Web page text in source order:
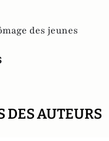
des jeunes
DES AUTEURS